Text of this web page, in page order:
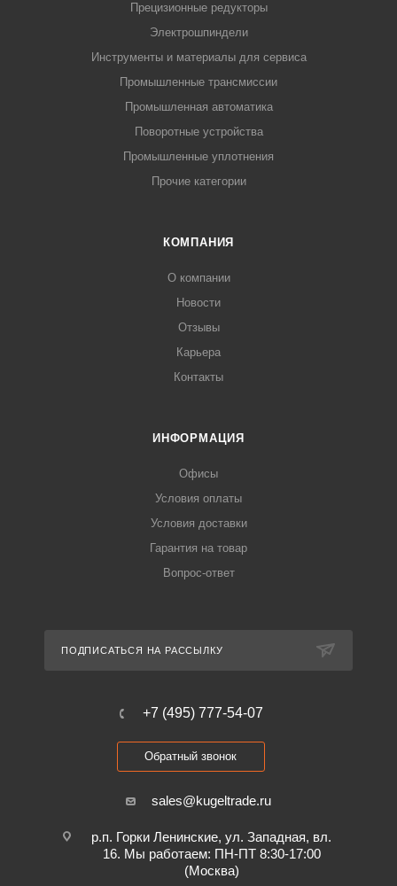
Прецизионные редукторы
Электрошпиндели
Инструменты и материалы для сервиса
Промышленные трансмиссии
Промышленная автоматика
Поворотные устройства
Промышленные уплотнения
Прочие категории
КОМПАНИЯ
О компании
Новости
Отзывы
Карьера
Контакты
ИНФОРМАЦИЯ
Офисы
Условия оплаты
Условия доставки
Гарантия на товар
Вопрос-ответ
ПОДПИСАТЬСЯ НА РАССЫЛКУ
+7 (495) 777-54-07
Обратный звонок
sales@kugeltrade.ru
р.п. Горки Ленинские, ул. Западная, вл.
16. Мы работаем: ПН-ПТ 8:30-17:00
(Москва)